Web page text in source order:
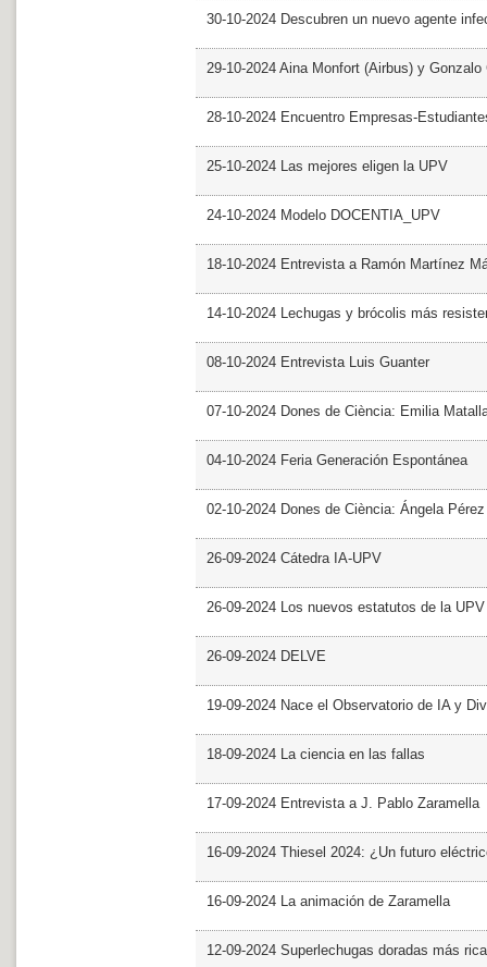
30-10-2024 Descubren un nuevo agente
29-10-2024 Aina Monfort (Airbus) y
28-10-2024 Encuentro Empresas-
25-10-2024 Las mejores eligen la UPV
24-10-2024 Modelo DOCENTIA_UPV
18-10-2024 Entrevista a Ramón Martínez
14-10-2024 Lechugas y brócolis más
08-10-2024 Entrevista Luis Guanter
07-10-2024 Dones de Ciència: Emilia
04-10-2024 Feria Generación Espontánea
02-10-2024 Dones de Ciència: Ángela Pérez
26-09-2024 Cátedra IA-UPV
26-09-2024 Los nuevos estatutos de la
26-09-2024 DELVE
19-09-2024 Nace el Observatorio de IA y
18-09-2024 La ciencia en las fallas
17-09-2024 Entrevista a J. Pablo Zaramella
16-09-2024 Thiesel 2024: ¿Un futuro
16-09-2024 La animación de Zaramella
12-09-2024 Superlechugas doradas más